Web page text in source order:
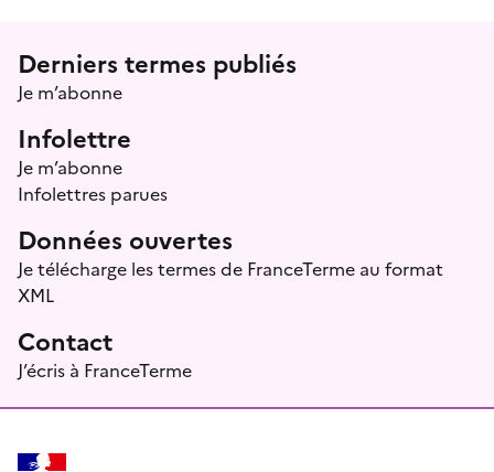
Menu prefooter
Derniers termes publiés
Je m’abonne
Infolettre
Je m’abonne
Infolettres parues
Données ouvertes
Je télécharge les termes de FranceTerme au format
XML
Contact
J’écris à FranceTerme